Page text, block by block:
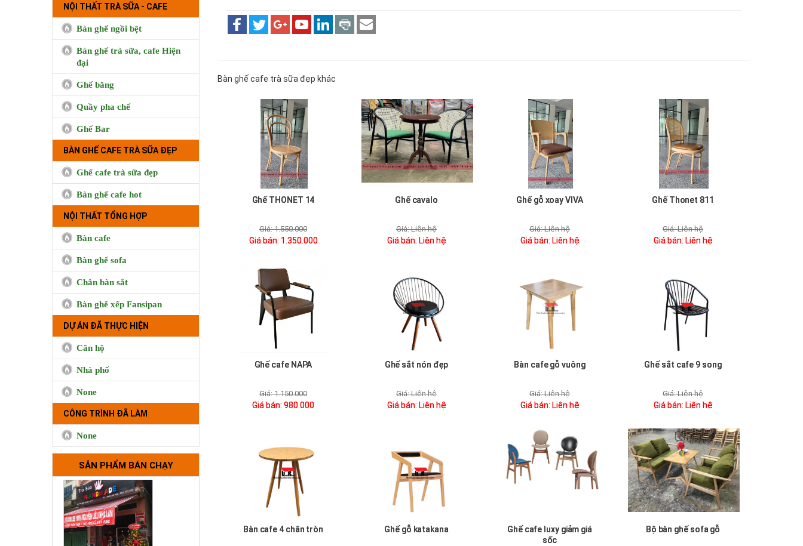
NỘI THẤT TRÀ SỮA - CAFE
Bàn ghế ngồi bệt
Bàn ghế trà sữa, cafe Hiện
đại
Ghế băng
Quầy pha chế
Ghế Bar
BÀN GHẾ CAFE TRÀ SỮA ĐẸP
Ghế cafe trà sữa đẹp
Bàn ghế cafe hot
NỘI THẤT TỔNG HỢP
Bàn cafe
Bàn ghế sofa
Chân bàn sắt
Bàn ghế xếp Fansipan
DỰ ÁN ĐÃ THỰC HIỆN
Căn hộ
Nhà phố
None
CÔNG TRÌNH ĐÃ LÀM
None
SẢN PHẨM BÁN CHẠY
Cà phê Boong, 50 Lê Quốc
Hưng, Quận 4
Bàn ghế cafe trà sữa đẹp khác
Ghế THONET 14
Giá:1.550.000
Giá bán: 1.350.000
Ghế cavalo
Giá:Liên hệ
Giá bán: Liên hệ
Ghế gỗ xoay VIVA
Giá:Liên hệ
Giá bán: Liên hệ
Ghế Thonet 811
Giá:Liên hệ
Giá bán: Liên hệ
Ghế cafe NAPA
Giá:1.150.000
Giá bán: 980.000
Ghế sắt nón đẹp
Giá:Liên hệ
Giá bán: Liên hệ
Bàn cafe gỗ vuông
Giá:Liên hệ
Giá bán: Liên hệ
Ghế sắt cafe 9 song
Giá:Liên hệ
Giá bán: Liên hệ
Bàn cafe 4 chân tròn Ghế gỗ katakana
Ghế cafe luxy giảm giá
sốc
Bộ bàn ghế sofa gỗ